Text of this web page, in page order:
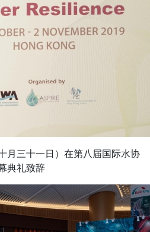
月三十一日）在第八届国际水协
典礼致辞